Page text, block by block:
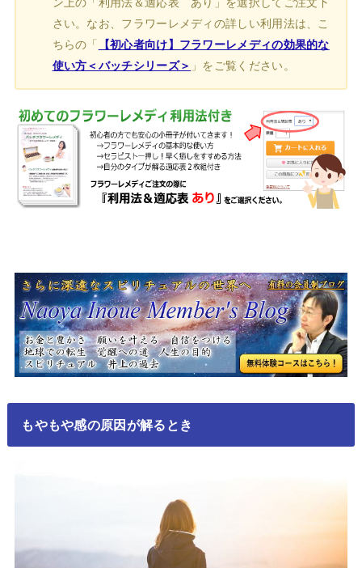
さい。なお、フラワーレメディの詳しい利用法は、こ
ちらの「 【初心者向け】フラワーレメディの効果的な
使い方＜バッチシリーズ＞ 」をご覧ください。
もやもや感の原因が解るとき